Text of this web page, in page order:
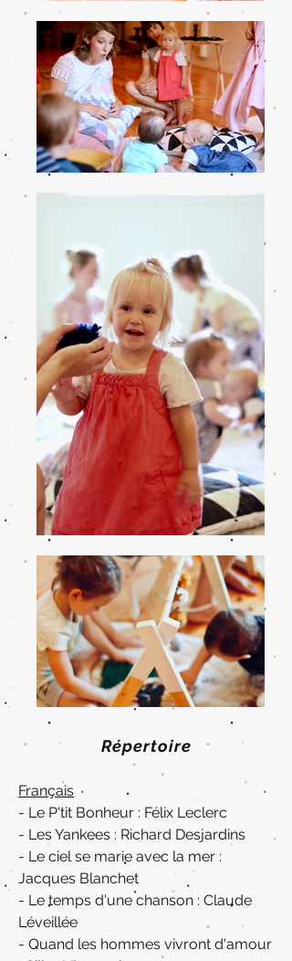
Répertoire
Français
- Le P'tit Bonheur : Félix Leclerc
- Les Yankees : Richard Desjardins
- Le ciel se marie avec la mer :
Jacques Blanchet
- Le temps d'une chanson : Claude
Léveillée
- Quand les hommes vivront d'amour